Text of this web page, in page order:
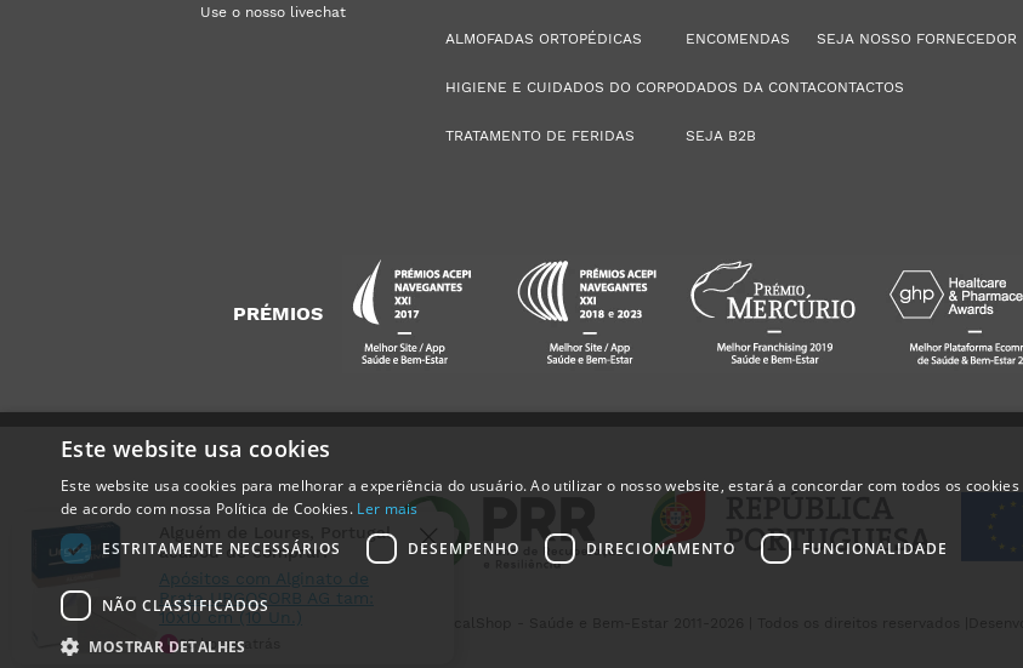
Use o nosso livechat
ALMOFADAS ORTOPÉDICAS
HIGIENE E CUIDADOS DO CORPO
TRATAMENTO DE FERIDAS
ENCOMENDAS
DADOS DA CONTA
SEJA B2B
SEJA NOSSO FORNECEDOR
CONTACTOS
PRÉMIOS
Este website usa cookies
Este website usa cookies para melhorar a experiência do usuário. Ao utilizar o nosso website, estará a concordar com todos os cookies
de acordo com nossa Política de Cookies. Ler mais
ESTRITAMENTE NECESSÁRIOS
DESEMPENHO DIRECIONAMENTO FUNCIONALIDADE
NÃO CLASSIFICADOS
MOSTRAR DETALHES
Alguém deLoures,Portugal,
acabou de comprar:
Apósitos com Alginato de
Prata URGOSORB AG tam:
10x10 cm (10 Un.)
23 horas atrás